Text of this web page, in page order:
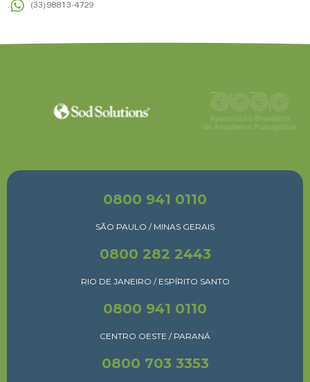
(33) 98813-4729
0800 941 0110
SÃO PAULO / MINAS GERAIS
0800 282 2443
RIO DE JANEIRO / ESPÍRITO SANTO
0800 941 0110
CENTRO OESTE / PARANÁ
0800 703 3353